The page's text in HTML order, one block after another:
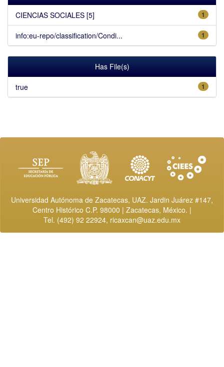
1
CIENCIAS SOCIALES [5]
1
info:eu-repo/classification/Condi...
Has File(s)
1
true
Universidad Autónoma de Zacatecas, UAZ. Jardin Juárez #147,
Centro Histórico C.P. 98000 | Zacatecas, México. |
Tel. (492) 92 22924, ricaxcan@uaz.edu.mx